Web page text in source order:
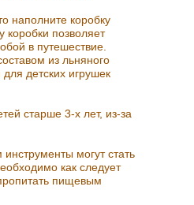
наполните коробку
позволяет
в путешествие.
из льняного
детских игрушек
старше 3-х лет, из-за
могут стать
как следует
пищевым